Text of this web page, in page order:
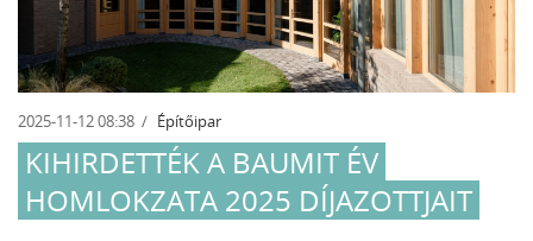
2025-11-12 08:38 Építőipar
KIHIRDETTÉK A BAUMIT ÉV
HOMLOKZATA 2025 DÍJAZOTTJAIT